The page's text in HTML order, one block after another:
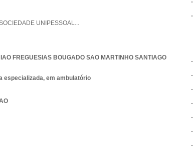
UNIPESSOAL...
FREGUESIAS BOUGADO SAO MARTINHO SANTIAGO
especializada, em ambulatório